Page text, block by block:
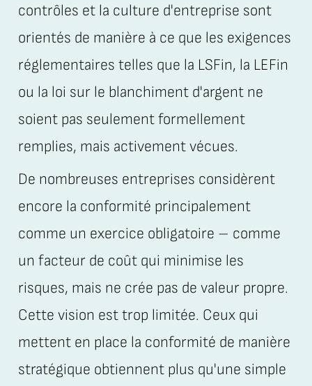
contrôles et la culture d'entreprise sont
orientés de manière à ce que les exigences
réglementaires telles que la LSFin, la LEFin
ou la loi sur le blanchiment d'argent ne
soient pas seulement formellement
remplies, mais activement vécues.
De nombreuses entreprises considèrent
encore la conformité principalement
comme un exercice obligatoire – comme
un facteur de coût qui minimise les
risques, mais ne crée pas de valeur propre.
Cette vision est trop limitée. Ceux qui
mettent en place la conformité de manière
stratégique obtiennent plus qu'une simple